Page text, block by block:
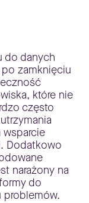
do danych
zamknięciu
które nie
często
wsparcie
Dodatkowo
narażony na
do
problemów.